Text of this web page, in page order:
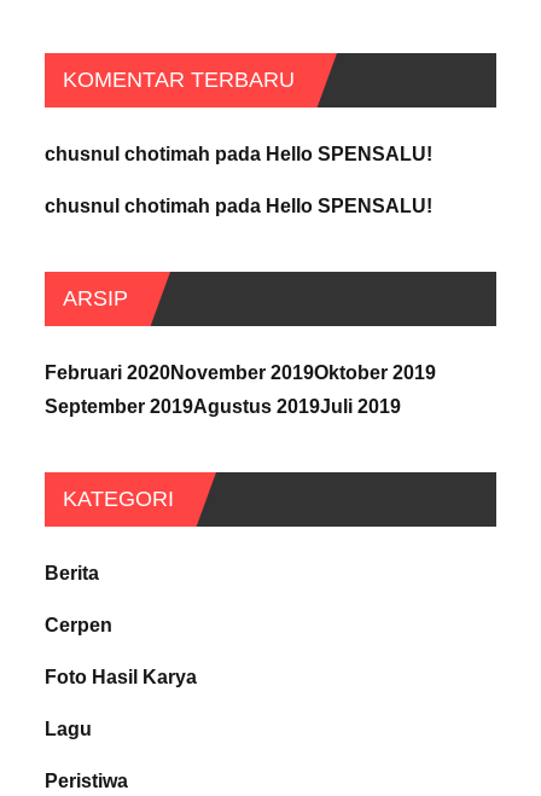
KOMENTAR TERBARU
chusnul chotimah pada Hello SPENSALU!
chusnul chotimah pada Hello SPENSALU!
ARSIP
Februari 2020November 2019Oktober 2019
September 2019Agustus 2019Juli 2019
KATEGORI
Berita
Cerpen
Foto Hasil Karya
Lagu
Peristiwa